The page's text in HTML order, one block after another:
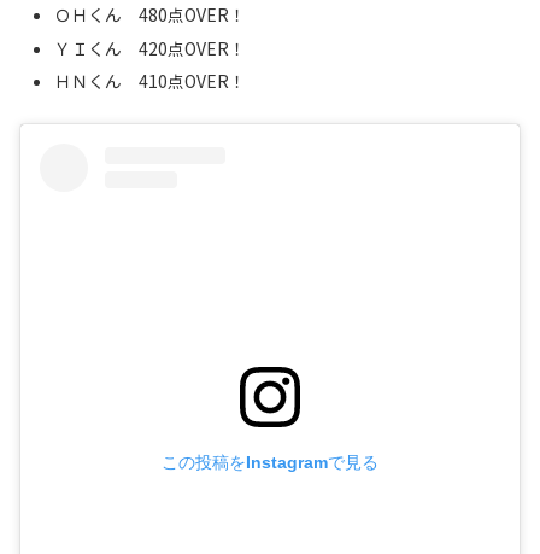
ＯＨくん 480点OVER！
ＹＩくん 420点OVER！
ＨＮくん 410点OVER！
この投稿をInstagramで見る